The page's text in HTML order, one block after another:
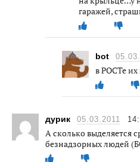
гаражей,
bot
в РОСТе
дурик 05.03.2011
А сколько выделяется
безнадзорных людей